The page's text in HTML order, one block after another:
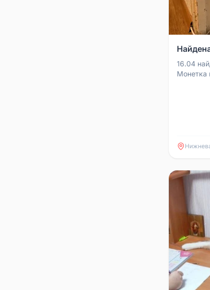
16.04
Монетка